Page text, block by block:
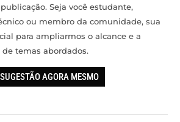
Seja você estudante,
ou membro da comunidade, sua
para ampliarmos o alcance e a
temas abordados.
AGORA MESMO